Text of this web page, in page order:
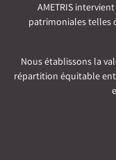
AMETRIS
patrimoniales telles
Nous établissons la
répartition équitable